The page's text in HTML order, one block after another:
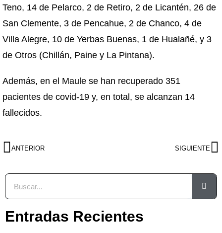
Teno, 14 de Pelarco, 2 de Retiro, 2 de Licantén, 26 de
San Clemente, 3 de Pencahue, 2 de Chanco, 4 de
Villa Alegre, 10 de Yerbas Buenas, 1 de Hualañé, y 3
de Otros (Chillán, Paine y La Pintana).
Además, en el Maule se han recuperado 351
pacientes de covid-19 y, en total, se alcanzan 14
fallecidos.
ANTERIOR SIGUIENTE
Entradas Recientes